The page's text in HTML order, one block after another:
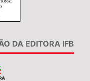
DA EDITORA IFB